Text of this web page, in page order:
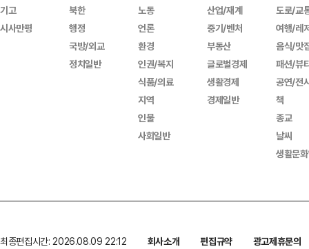
기고
시사만평
북한
행정
국방/외교
정치일반
노동
언론
환경
인권/복지
식품/의료
지역
인물
사회일반
산업/재계
중기/벤처
부동산
글로벌경제
생활경제
경제일반
도로/교
여행/레
음식/맛
패션/뷰
공연/전
책
종교
날씨
생활문
최종편집시간: 2026.08.09 22:12 회사소개 편집규약
광고제휴문의